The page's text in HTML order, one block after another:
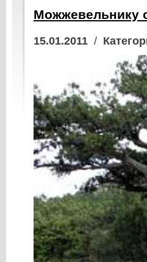
Можжевельнику
15.01.2011 /